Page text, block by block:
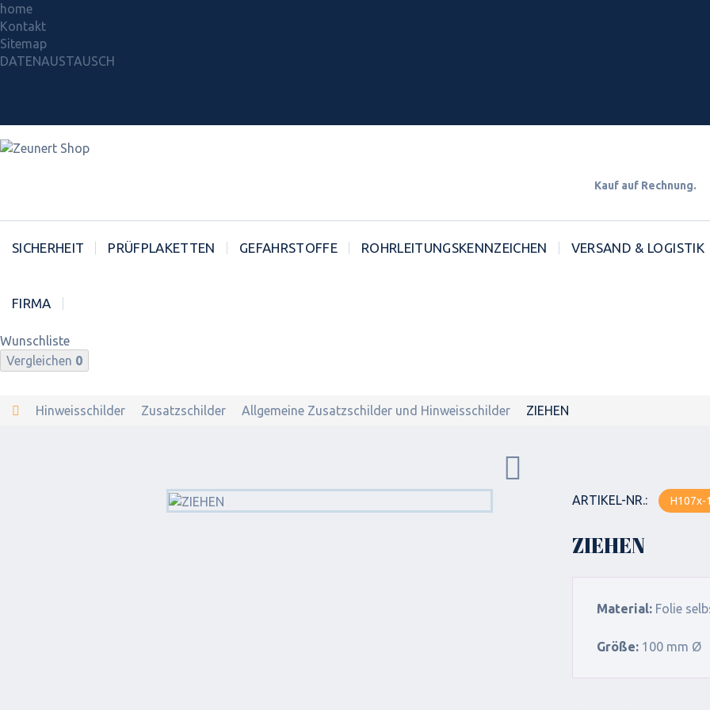
home
Kontakt
Sitemap
DATENAUSTAUSCH
Kauf auf
SICHERHEIT PRÜFPLAKETTEN GEFAHRSTOFFE ROHRLEITUNGSKENNZEICHEN VERSAND & LOGISTIK
FIRMA
Wunschliste
Vergleichen 0
Hinweisschilder Zusatzschilder Allgemeine Zusatzschilder und Hinweisschilder ZIEHEN
ARTIKEL-NR.: H107x-
ZIEHEN
Material: Folie
Größe: 100 mm Ø